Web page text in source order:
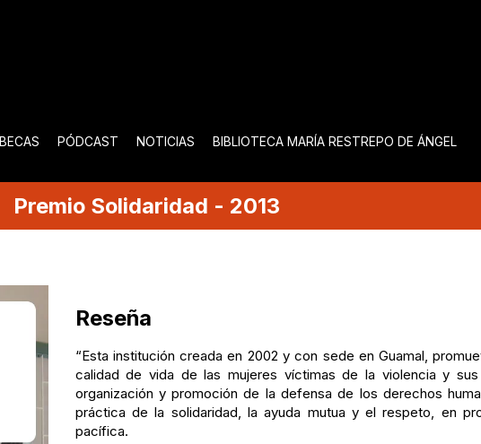
BECAS PÓDCAST NOTICIAS BIBLIOTECA MARÍA RESTREPO DE ÁNGEL
Premio Solidaridad - 2013
Reseña
“Esta institución creada en 2002 y con sede en Guamal,
calidad de vida de las mujeres víctimas de la violencia y
organización y promoción de la defensa de los derechos
práctica de la solidaridad, la ayuda mutua y el respeto, en
pacífica.